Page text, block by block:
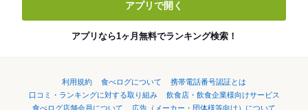
アプリで開く
アプリなら1ヶ月無料でランキング検索！
利用規約 食べログについて
携帯電話番号認証とは
口コミ・ランキングに対する取り組み
飲食店・飲食企業様向けサービス
食べログ店舗会員について
広告（メーカー・団体様等向け）について